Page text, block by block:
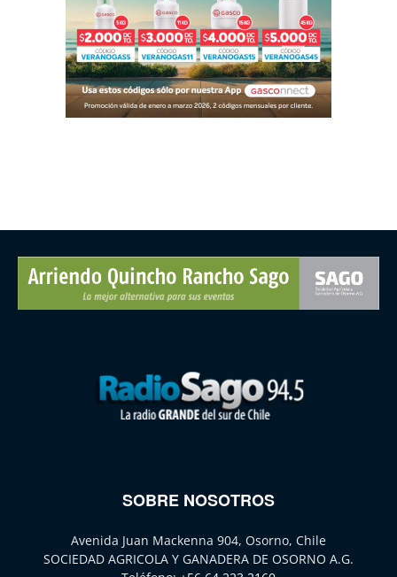
SOBRE NOSOTROS
Avenida Juan Mackenna 904, Osorno, Chile
SOCIEDAD AGRICOLA Y GANADERA DE OSORNO A.G.